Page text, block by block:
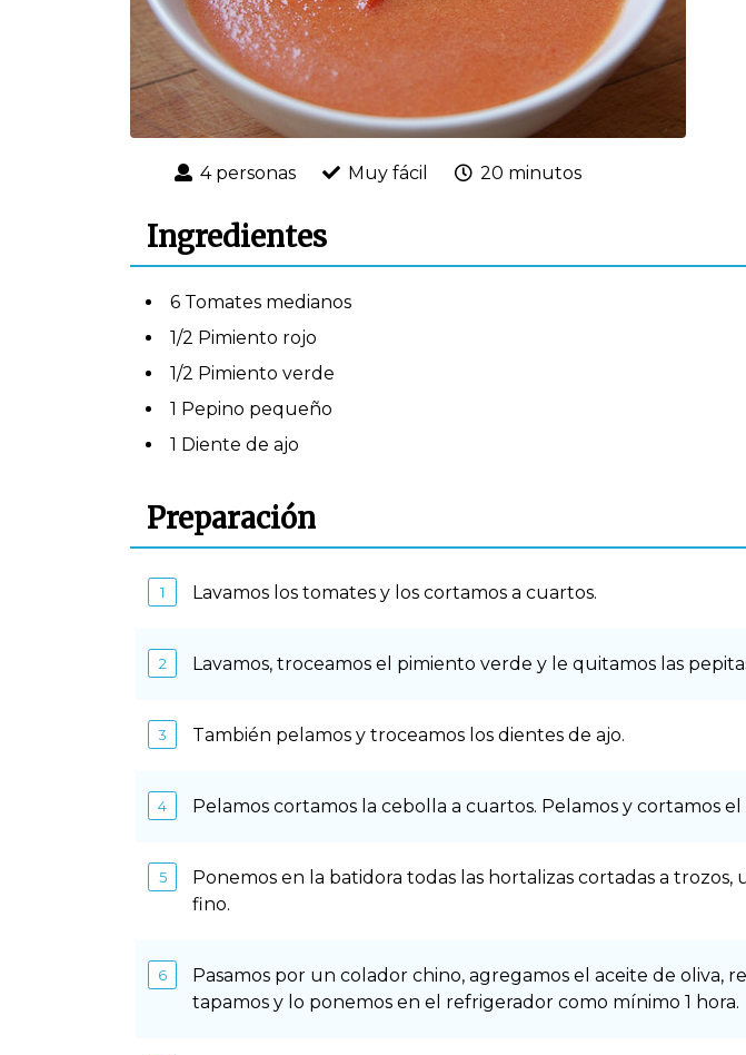
4 personas Muy fácil 20 minutos
Ingredientes
6 Tomates medianos
1/2 Pimiento rojo
1/2 Pimiento verde
1 Pepino pequeño
1 Diente de ajo
Preparación
Lavamos los tomates y los cortamos a cuartos.
Lavamos, troceamos el pimiento verde y le quitamos las
También pelamos y troceamos los dientes de ajo.
Pelamos cortamos la cebolla a cuartos. Pelamos y cortamos
Ponemos en la batidora todas las hortalizas cortadas a
fino.
Pasamos por un colador chino, agregamos el aceite de oliva,
tapamos y lo ponemos en el refrigerador como mí­nimo 1 hora.